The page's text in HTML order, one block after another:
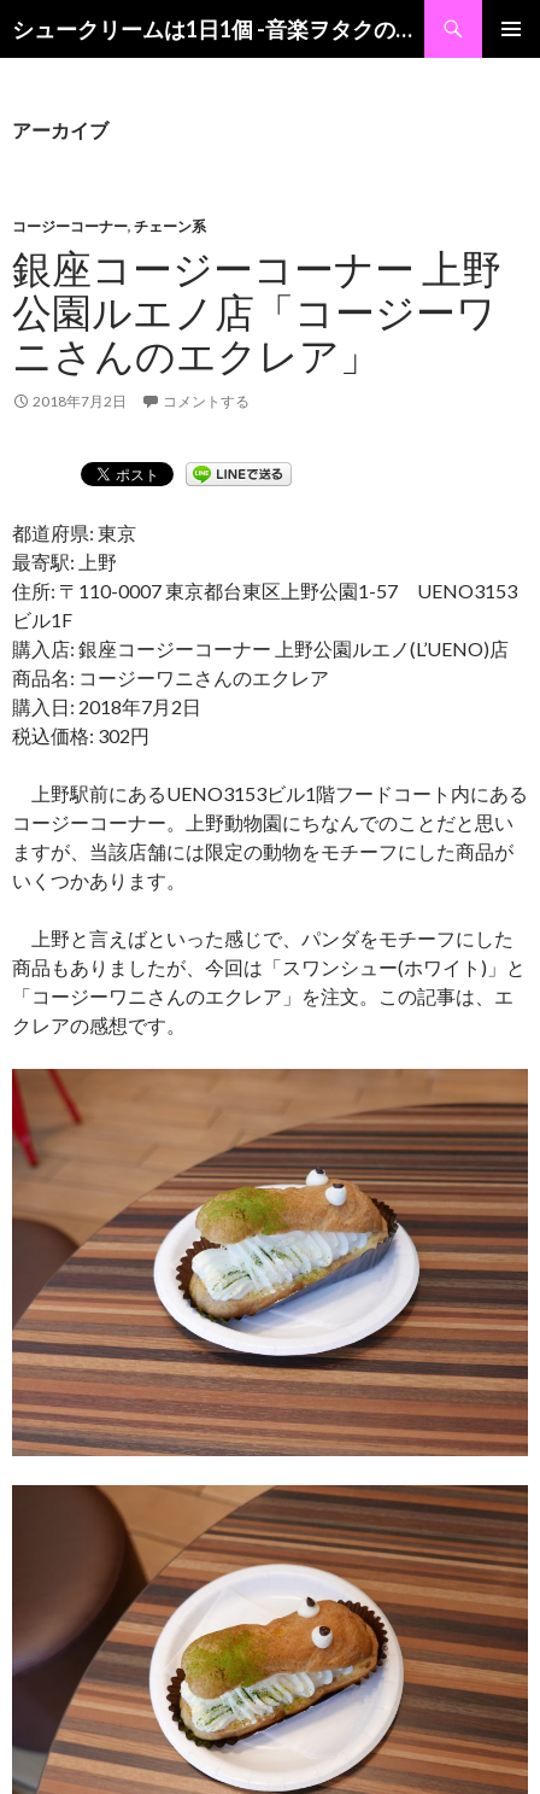
シュークリームは1日1個 -音楽ヲタクの食レポブログ-
索
ン
キ
ッ
プ
アーカイブ
コージーコーナー, チェーン系
銀座コージーコーナー 上野
公園ルエノ店「コージーワ
ニさんのエクレア」
2018年7月2日 コメントする
都道府県: 東京
最寄駅: 上野
住所: 〒110-0007 東京都台東区上野公園1-57 UENO3153
ビル1F
購入店: 銀座コージーコーナー 上野公園ルエノ(L’UENO)店
商品名: コージーワニさんのエクレア
購入日: 2018年7月2日
税込価格: 302円
上野駅前にあるUENO3153ビル1階フードコート内にある
コージーコーナー。上野動物園にちなんでのことだと思い
ますが、当該店舗には限定の動物をモチーフにした商品が
いくつかあります。
上野と言えばといった感じで、パンダをモチーフにした
商品もありましたが、今回は「スワンシュー(ホワイト)」と
「コージーワニさんのエクレア」を注文。この記事は、エ
クレアの感想です。